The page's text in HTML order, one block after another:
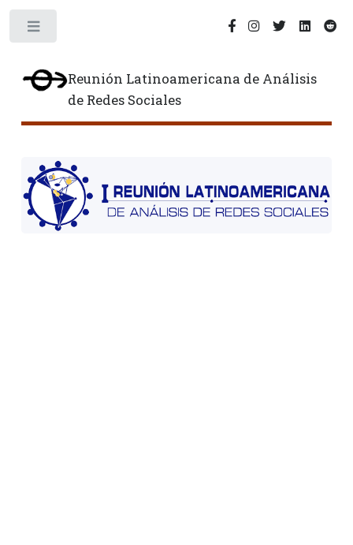
Reunión Latinoamericana de Análisis
de Redes Sociales